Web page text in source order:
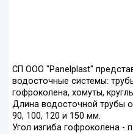
СП ООО "Panelplast"
водосточные системы:
гофроколена, хомуты,
Длина водосточной трубы
90, 100, 120 и 150 мм.
Угол изгиба гофроколена -